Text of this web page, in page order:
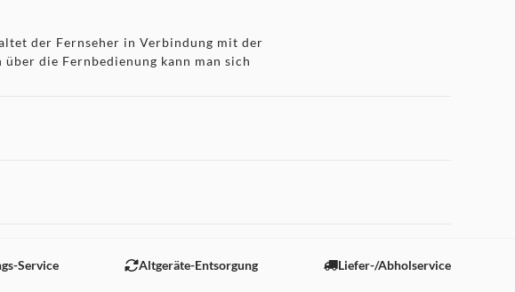
der Fernseher in Verbindung mit der
die Fernbedienung kann man sich
Service Altgeräte-Entsorgung Liefer-/Abholservice